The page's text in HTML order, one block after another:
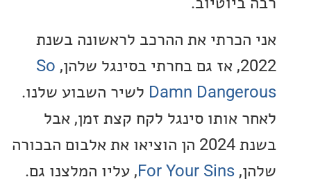
את ההרכב לראשונה בשנת
So
Damnלשיר השבוע שלנו.
אותו סינגל לקח קצת זמן, אבל
בשנת 2024 הן הוציאו את אלבום הבכורה
For Your Sins , עליו המלצנו גם.